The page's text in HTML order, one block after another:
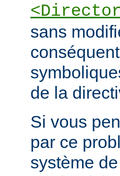
sans
de la
Si vous
par ce
système